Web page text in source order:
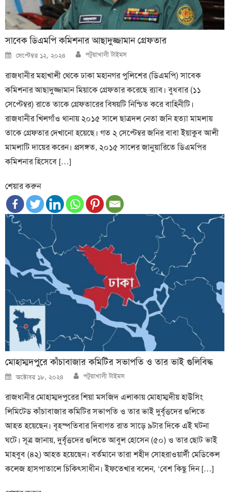
সাবেক ডিএমপি কমিশনার আছাদুজ্জামান গ্রেফতার
Posted
on
সেপ্টেম্বর ১২, ২০২৪ Author
পটুয়াখালী টাইমস
রাজধানীর মহাখালী থেকে ঢাকা মহানগর পুলিশের (ডিএমপি) সাবেক
কমিশনার আছাদুজ্জামান মিয়াকে গ্রেফতার করেছে র‍্যাব। বুধবার (১১
সেপ্টেম্বর) রাতে তাকে গ্রেফতারের বিষয়টি নিশ্চিত করে বাহিনীটি।
রাজধানীর খিলগাঁও থানায় ২০১৫ সালে ছাত্রদল নেতা জনি হত্যা মামলায়
তাকে গ্রেফতার দেখানো হয়েছে। গত ২ সেপ্টেম্বর জনির বাবা ইয়াকুব আলী
মামলাটি দায়ের করেন। প্রসঙ্গত, ২০১৫ সালের জানুয়ারিতে ডিএমপির
কমিশনার হিসেবে […]
শেয়ার করুন
মোহাম্মদপুরে কাঁচাবাজার কমিটির সভাপতি ও তার ভাই গুলিবিদ্ধ
Posted
on
অক্টোবর ১৮, ২০২৪ Author
পটুয়াখালী টাইমস
রাজধানীর মোহাম্মদপুরের শিয়া মসজিদ এলাকায় মোহাম্মদীয় হাউসিং
লিমিটেড কাঁচাবাজার কমিটির সভাপতি ও তার ভাই দুর্বৃত্তদের গুলিতে
আহত হয়েছেন। বৃহস্পতিবার দিবাগত রাত সাড়ে ৯টার দিকে এই ঘটনা
ঘটে। সূত্র জানায়, দুর্বৃত্তদের গুলিতে আবুল হোসেন (৫০) ও তার ছোট ভাই
মাহবুব (৪২) আহত হয়েছেন। বর্তমানে তারা শহীদ সোহরাওয়ার্দী মেডিকেল
কলেজ হাসপাতালে চিকিৎসাধীন। ইফতেখার বলেন, ‘বেশ কিছু দিন […]